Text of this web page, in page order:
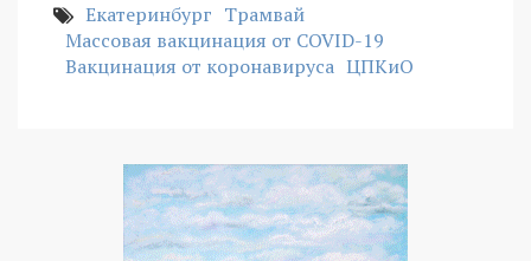
Екатеринбург Трамвай
Массовая вакцинация от COVID-19
Вакцинация от коронавируса ЦПКиО